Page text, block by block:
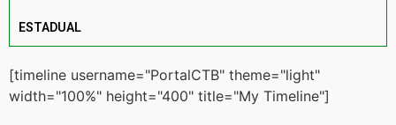
ESTADUAL
[timeline username="PortalCTB" theme="light"
width="100%" height="400" title="My Timeline"]